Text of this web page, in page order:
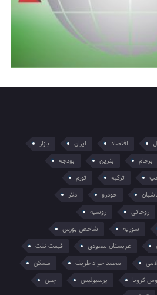
اقتصاد ایران
بازار
برجام بنزین
بودجه
ترکیه
تورم
خودرو
دلار
روحانی
روسیه
سوریه
شاخص بورس
عربستان سعودی
قیمت نفت
محمد جواد ظریف
مسکن
کرونا پرسپولیس
چین